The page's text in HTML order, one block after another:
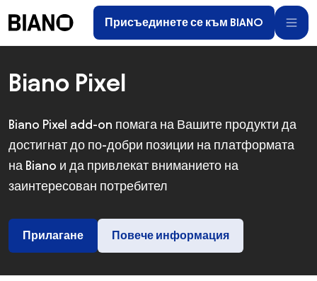
Пропускане към съдържанието
Присъединете се към BIANO
Biano Pixel
Biano Pixel add-on помага на Вашите продукти да
достигнат до по-добри позиции на платформата
на Biano и да привлекат вниманието на
заинтересован потребител
Прилагане Повече информация